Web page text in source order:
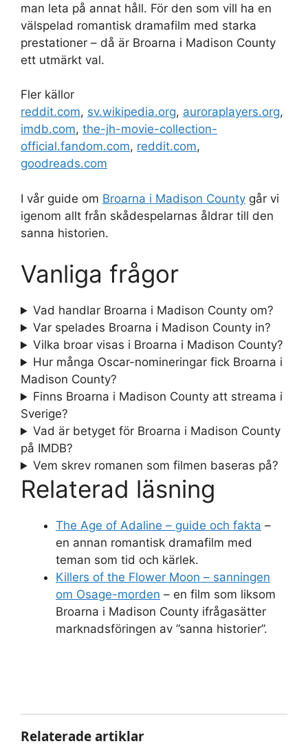
man leta på annat håll. För den som vill ha en
välspelad romantisk dramafilm med starka
prestationer – då är Broarna i Madison County
ett utmärkt val.
Fler källor
reddit.com, sv.wikipedia.org, auroraplayers.org,
imdb.com, the-jh-movie-collection-
official.fandom.com, reddit.com,
goodreads.com
I vår guide om Broarna i Madison County går vi
igenom allt från skådespelarnas åldrar till den
sanna historien.
Vanliga frågor
Vad handlar Broarna i Madison County om?
Var spelades Broarna i Madison County in?
Vilka broar visas i Broarna i Madison County?
Hur många Oscar-nomineringar fick Broarna i
Madison County?
Finns Broarna i Madison County att streama i
Sverige?
Vad är betyget för Broarna i Madison County
på IMDB?
Vem skrev romanen som filmen baseras på?
Relaterad läsning
The Age of Adaline – guide och fakta –
en annan romantisk dramafilm med
teman som tid och kärlek.
Killers of the Flower Moon – sanningen
om Osage-morden – en film som liksom
Broarna i Madison County ifrågasätter
marknadsföringen av ”sanna historier”.
Relaterade artiklar